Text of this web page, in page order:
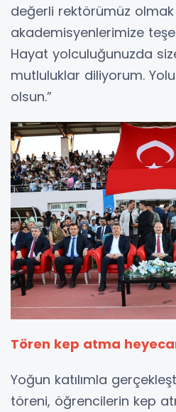
değerli rektörümüz
akademisyenlerimize
Hayat yolculuğunuzda
mutluluklar diliyorum.
olsun.”
Tören kep atma
Yoğun katılımla
töreni, öğrencilerin kep